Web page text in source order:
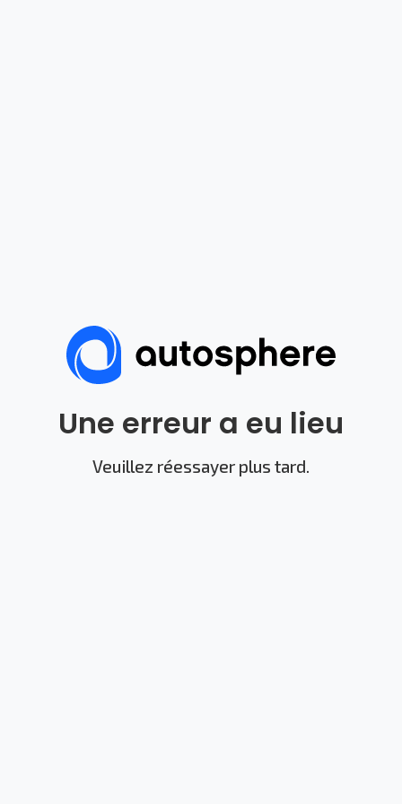
Une erreur a eu lieu
Veuillez réessayer plus tard.